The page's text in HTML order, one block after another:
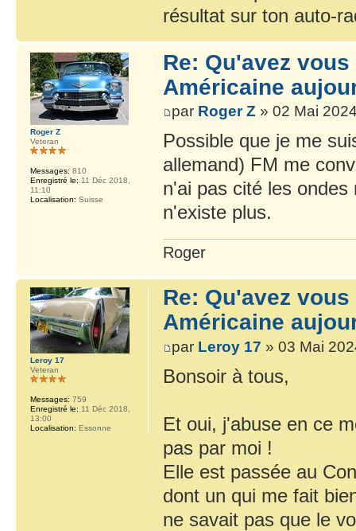
résultat sur ton auto-
Re: Qu'avez
Américaine
par Roger Z » 02 Mai
Possible que je me
allemand) FM me
n'ai pas cité les
n'existe plus.
Roger
Roger Z
Veteran
Messages: 810
Enregistré le: 11 Déc 2018,
11:10
Localisation: Suisse
Re: Qu'avez
Américaine
par Leroy 17 » 03 Mai
Bonsoir à tous,
Et oui, j'abuse en ce
pas par moi !
Elle est passée au
dont un qui me fait
ne savait pas que le
Leroy 17
Veteran
Messages: 759
Enregistré le: 11 Déc 2018,
13:00
Localisation: Essonne